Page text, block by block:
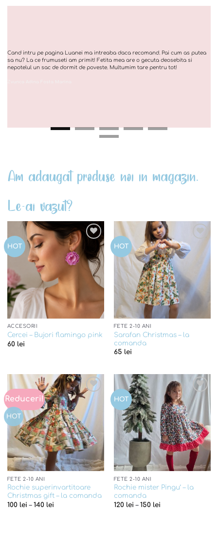
Cand intru pe pagina Luanei ma intreaba daca recomand. Pai cum as putea
sa nu? La ce frumuseti am primit! Fetita mea are o gecuta deosebita si
nepotelul un sac de dormit de poveste. Multumim tare pentru tot!
Am adaugat produse noi in magazin.
Le-ai vazut?
HOT
Add to
wishlist
ACCESORII
Cercei – Bujori flamingo pink
60 lei
HOT
Add to
wishlist
FETE 2-10 ANI
Sarafan Christmas – la
comanda
65 lei
Reduceri!
HOT
Add to
wishlist
FETE 2-10 ANI
Rochie superinvartitoare
Christmas gift – la comanda
100 lei – 140 lei
HOT
Add to
wishlist
FETE 2-10 ANI
Rochie mister Pingu’ – la
comanda
120 lei – 150 lei